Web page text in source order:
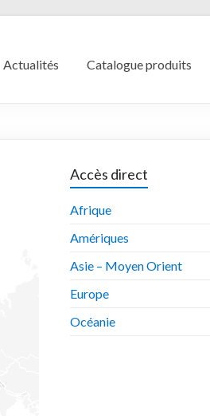
Actualités Catalogue produits
Accès direct
Afrique
Amériques
Asie – Moyen Orient
Europe
Océanie